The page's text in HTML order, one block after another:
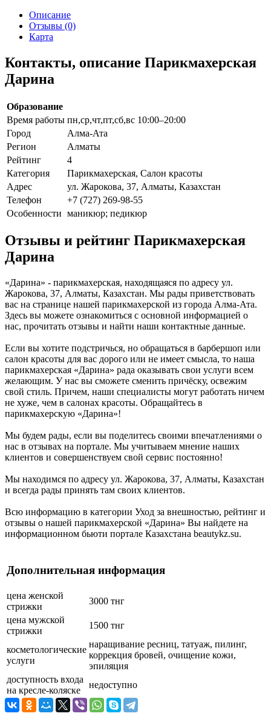
Описание
Отзывы (0)
Карта
Контакты, описание Парикмахерская
Дарина
Образование
Время работы пн,ср,чт,пт,сб,вс 10:00–20:00
Город
Алма-Ата
Регион
Алматы
Рейтинг
4
Категория
Парикмахерская, Салон красоты
Адрес
ул. Жарокова, 37, Алматы, Казахстан
Телефон
+7 (727) 269-98-55
Особенности маникюр; педикюр
Отзывы и рейтинг Парикмахерская
Дарина
«Дарина» - парикмахерская, находящаяся по адресу ул.
Жарокова, 37, Алматы, Казахстан. Мы рады приветствовать
вас на странице нашей парикмахерской из города Алма-Ата.
Здесь вы можете ознакомиться с основной информацией о
нас, прочитать отзывы и найти наши контактные данные.
Если вы хотите подстричься, но обращаться в барбершоп или
салон красоты для вас дорого или не имеет смысла, то наша
парикмахерская «Дарина» рада оказывать свои услуги всем
желающим. У нас вы сможете сменить причёску, освежим
свой стиль. Причем, наши специалисты могут работать ничем
не хуже, чем в салонах красоты. Обращайтесь в
парикмахерскую «Дарина»!
Мы будем рады, если вы поделитесь своими впечатлениями о
нас в отзывах на портале. Мы учитываем мнение наших
клиентов и совершенствуем свой сервис постоянно!
Мы находимся по адресу ул. Жарокова, 37, Алматы, Казахстан
и всегда рады принять там своих клиентов.
Всю информацию в категории Уход за внешностью, рейтинг и
отзывы о нашей парикмахерской «Дарина» Вы найдете на
информационном бьюти портале Казахстана beautykz.su.
Дополнительная информация
цена женской
стрижки
3000 тнг
цена мужской
стрижки
1500 тнг
косметологические
услуги
наращивание ресниц, татуаж, пилинг,
коррекция бровей, очищение кожи,
эпиляция
доступность входа
на кресле-коляске
недоступно